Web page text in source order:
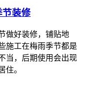
节装修
做好装修，铺贴地
施工在梅雨季节都是
当，后期使用会出现
住。